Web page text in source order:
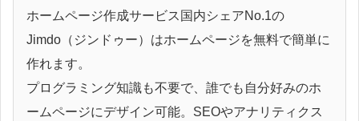
ホームページ作成サービス国内シェアNo.1の
Jimdo（ジンドゥー）はホームページを無料で簡単に
作れます。
プログラミング知識も不要で、誰でも自分好みのホ
ームページにデザイン可能。SEOやアナリティクス